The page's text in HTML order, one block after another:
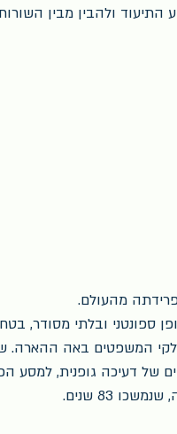
ולהבין מבין
מהעולם.
ספונטני ובלתי מסודר,
המשפטים באה ההארה.
שהצית את דמיוני להפוך את יומן המחלה שנמשך 26 ימים
83 שנים.